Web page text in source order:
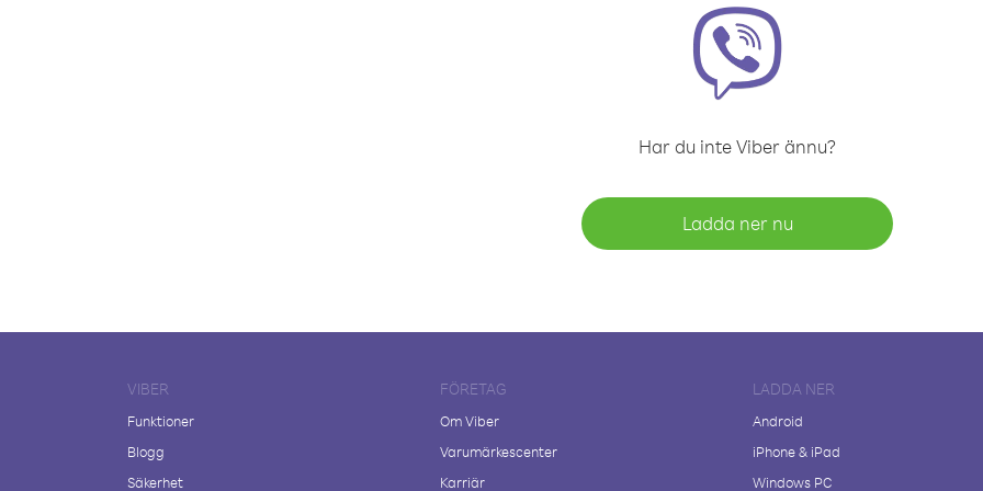
Har du inte Viber ännu?
Ladda ner nu
VIBER
Funktioner
Blogg
Säkerhet
FÖRETAG
Om Viber
Varumärkescenter
Karriär
LADDA NER
Android
iPhone & iPad
Windows PC